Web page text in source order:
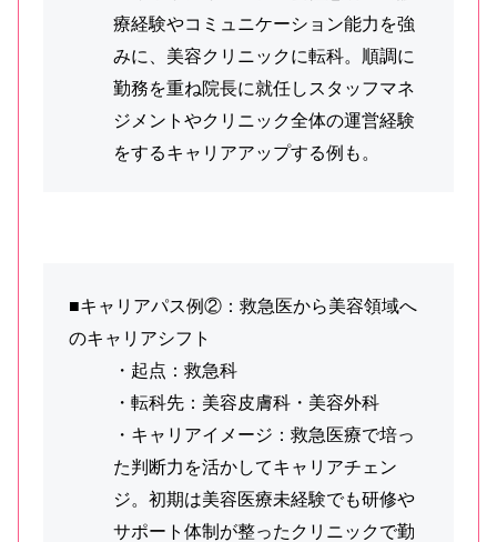
療経験やコミュニケーション能力を強
みに、美容クリニックに転科。順調に
勤務を重ね院長に就任しスタッフマネ
ジメントやクリニック全体の運営経験
をするキャリアアップする例も。
■キャリアパス例②：救急医から美容領域へ
のキャリアシフト
・起点：救急科
・転科先：美容皮膚科・美容外科
・キャリアイメージ：救急医療で培っ
た判断力を活かしてキャリアチェン
ジ。初期は美容医療未経験でも研修や
サポート体制が整ったクリニックで勤